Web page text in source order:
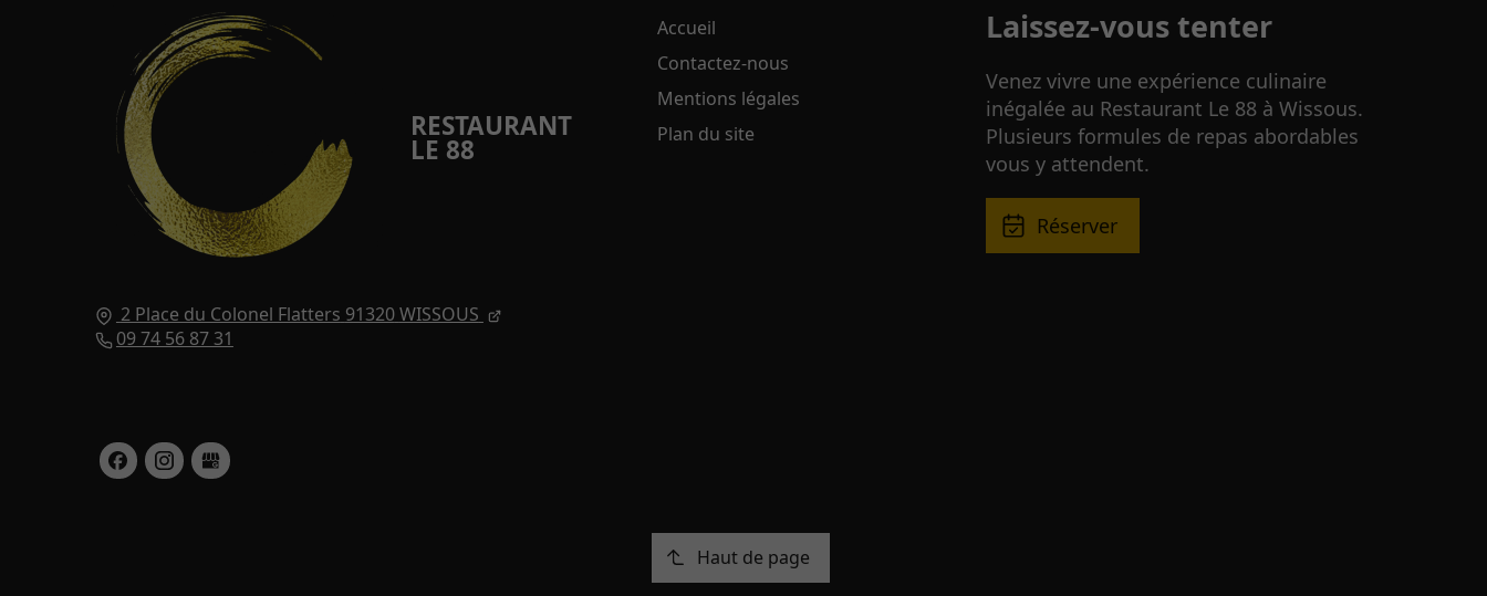
RESTAURANT
LE 88
2 Place du Colonel Flatters 91320WISSOUS
09 74 56 87 31
Accueil
Contactez-nous
Mentions légales
Plan du site
Laissez-vous tenter
Venez vivre une expérience culinaire
inégalée au Restaurant Le 88 à Wissous.
Plusieurs formules de repas abordables
vous y attendent.
Réserver
Haut de page